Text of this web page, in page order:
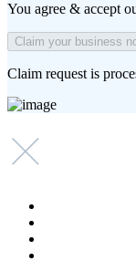
You agree & accept
Claim request is